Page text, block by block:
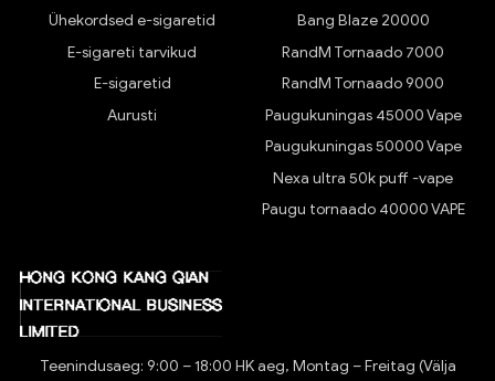
Ühekordsed e-sigaretid
E-sigareti tarvikud
E-sigaretid
Aurusti
Bang Blaze 20000
RandM Tornaado 7000
RandM Tornaado 9000
Paugukuningas 45000 Vape
Paugukuningas 50000 Vape
Nexa ultra 50k puff -vape
Paugu tornaado 40000 VAPE
Teenindusaeg: 9:00 – 18:00 HK aeg, Montag – Freitag (Välja